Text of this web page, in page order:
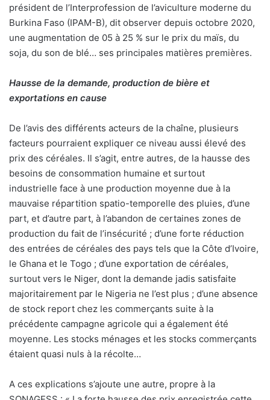
président de l’Interprofession de l’aviculture moderne du
Burkina Faso (IPAM-B), dit observer depuis octobre 2020,
une augmentation de 05 à 25 % sur le prix du maïs, du
soja, du son de blé… ses principales matières premières.
Hausse de la demande, production de bière et
exportations en cause
De l’avis des différents acteurs de la chaîne, plusieurs
facteurs pourraient expliquer ce niveau aussi élevé des
prix des céréales. Il s’agit, entre autres, de la hausse des
besoins de consommation humaine et surtout
industrielle face à une production moyenne due à la
mauvaise répartition spatio-temporelle des pluies, d’une
part, et d’autre part, à l’abandon de certaines zones de
production du fait de l’insécurité ; d’une forte réduction
des entrées de céréales des pays tels que la Côte d’Ivoire,
le Ghana et le Togo ; d’une exportation de céréales,
surtout vers le Niger, dont la demande jadis satisfaite
majoritairement par le Nigeria ne l’est plus ; d’une absence
de stock report chez les commerçants suite à la
précédente campagne agricole qui a également été
moyenne. Les stocks ménages et les stocks commerçants
étaient quasi nuls à la récolte…
A ces explications s’ajoute une autre, propre à la